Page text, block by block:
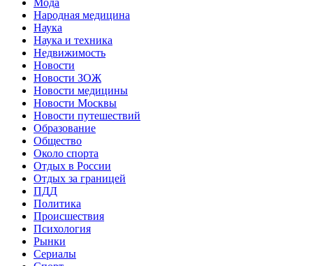
Народная медицина
Наука
Наука и техника
Недвижимость
Новости
Новости ЗОЖ
Новости медицины
Новости Москвы
Новости путешествий
Образование
Общество
Около спорта
Отдых в России
Отдых за границей
ПДД
Политика
Происшествия
Психология
Рынки
Сериалы